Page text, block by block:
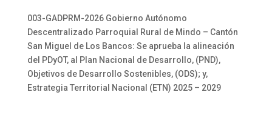
003-GADPRM-2026 Gobierno Autónomo
Descentralizado Parroquial Rural de Mindo – Cantón
San Miguel de Los Bancos: Se aprueba la alineación
del PDyOT, al Plan Nacional de Desarrollo, (PND),
Objetivos de Desarrollo Sostenibles, (ODS); y,
Estrategia Territorial Nacional (ETN) 2025 – 2029